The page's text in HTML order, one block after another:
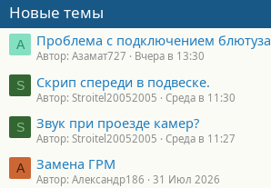
Новые темы
А Проблема с подключением блютуза
Автор: Азамат727 Вчера в 13:30
S Скрип спереди в подвеске.
Автор: Stroitel20052005 Среда в 11:30
S Звук при проезде камер?
Автор: Stroitel20052005 Среда в 11:27
А Замена ГРМ
Автор: Александр186 31 Июл 2026